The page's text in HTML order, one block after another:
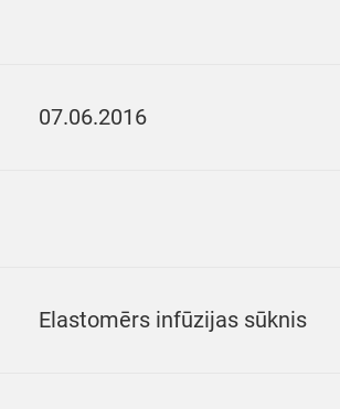
07.06.2016
Elastomērs infūzijas sūknis